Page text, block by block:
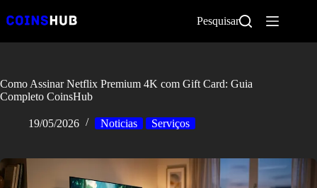
para
conteúdo
Pesquisar
Como Assinar Netflix Premium 4K com Gift Card: Guia
Completo CoinsHub
19/05/2026 Noticias Serviços